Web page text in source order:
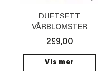
DUFTSETT
VÅRBLOMSTER
299,00
Vis mer